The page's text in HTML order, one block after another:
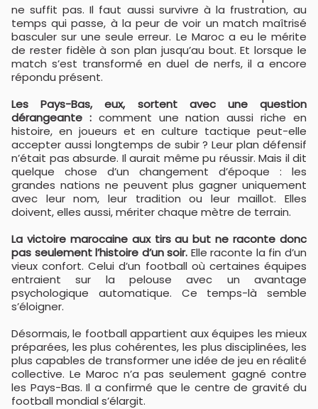
ne suffit pas. Il faut aussi survivre à la frustration, au
temps qui passe, à la peur de voir un match maîtrisé
basculer sur une seule erreur. Le Maroc a eu le mérite
de rester fidèle à son plan jusqu’au bout. Et lorsque le
match s’est transformé en duel de nerfs, il a encore
répondu présent.
Les Pays-Bas, eux, sortent avec une question
dérangeante : comment une nation aussi riche en
histoire, en joueurs et en culture tactique peut-elle
accepter aussi longtemps de subir ? Leur plan défensif
n’était pas absurde. Il aurait même pu réussir. Mais il dit
quelque chose d’un changement d’époque : les
grandes nations ne peuvent plus gagner uniquement
avec leur nom, leur tradition ou leur maillot. Elles
doivent, elles aussi, mériter chaque mètre de terrain.
La victoire marocaine aux tirs au but ne raconte donc
pas seulement l’histoire d’un soir. Elle raconte la fin d’un
vieux confort. Celui d’un football où certaines équipes
entraient sur la pelouse avec un avantage
psychologique automatique. Ce temps-là semble
s’éloigner.
Désormais, le football appartient aux équipes les mieux
préparées, les plus cohérentes, les plus disciplinées, les
plus capables de transformer une idée de jeu en réalité
collective. Le Maroc n’a pas seulement gagné contre
les Pays-Bas. Il a confirmé que le centre de gravité du
football mondial s’élargit.